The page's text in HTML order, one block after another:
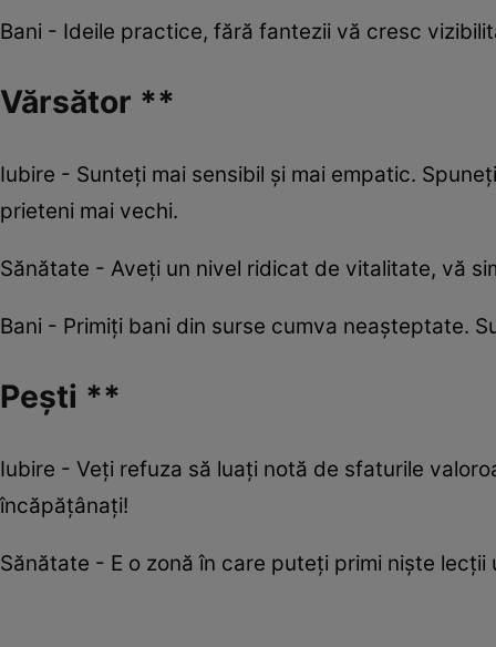
Bani - Ideile practice, fără fantezii vă cresc
Vărsător **
Iubire - Sunteți mai sensibil și mai empatic.
prieteni mai vechi.
Sănătate - Aveți un nivel ridicat de vitalitate, vă
Bani - Primiți bani din surse cumva neașteptate.
Pești **
Iubire - Veți refuza să luați notă de sfaturile
încăpățânați!
Sănătate - E o zonă în care puteți primi niște